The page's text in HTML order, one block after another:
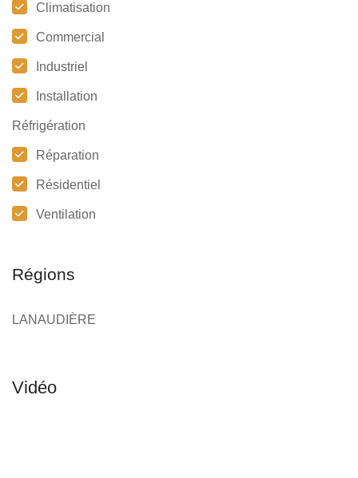
Climatisation
Commercial
Industriel
Installation
Réfrigération
Réparation
Résidentiel
Ventilation
Régions
LANAUDIÈRE